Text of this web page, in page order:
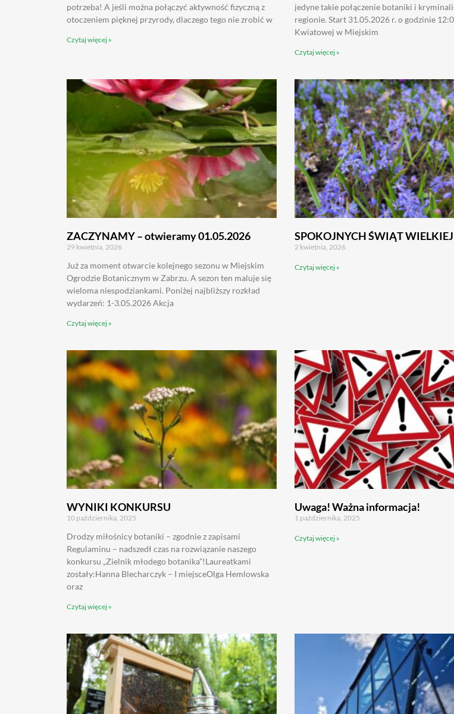
potrzeba! A jeśli można połączyć aktywność fizyczną z
otoczeniem pięknej przyrody, dlaczego tego nie zrobić w
Czytaj więcej »
jedyne takie połączenie botaniki i
regionie. Start 31.05.2026 r. o godzinie
Kwiatowej w Miejskim
Czytaj więcej »
ZACZYNAMY – otwieramy 01.05.2026
29 kwietnia, 2026
Już za moment otwarcie kolejnego sezonu w Miejskim
Ogrodzie Botanicznym w Zabrzu. A sezon ten maluje się
wieloma niespodziankami. Poniżej najbliższy rozkład
wydarzeń: 1-3.05.2026 Akcja
Czytaj więcej »
SPOKOJNYCH ŚWIĄT
2 kwietnia, 2026
Czytaj więcej »
WYNIKI KONKURSU
10 października, 2025
Drodzy miłośnicy botaniki – zgodnie z zapisami
Regulaminu – nadszedł czas na rozwiązanie naszego
konkursu „Zielnik młodego botanika”!Laureatkami
zostały:Hanna Blecharczyk – I miejsceOlga Hemlowska
oraz
Czytaj więcej »
Uwaga! Ważna informacja!
1 października, 2025
Czytaj więcej »